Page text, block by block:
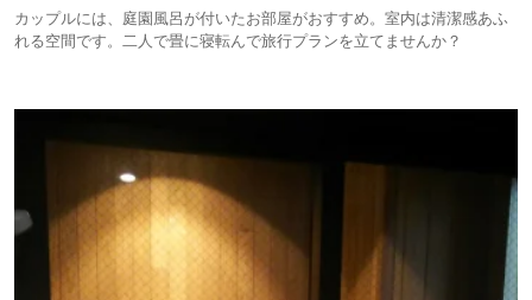
カップルには、庭園風呂が付いたお部屋がおすすめ。室内は清潔感あふ
れる空間です。二人で畳に寝転んで旅行プランを立てませんか？